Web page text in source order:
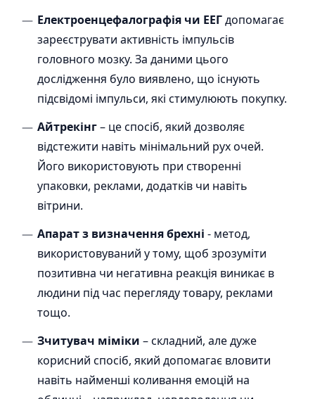
Електроенцефалографія чи ЕЕГдопомагає
зареєструвати активність імпульсів
головного мозку. За даними цього
дослідження було виявлено, що існують
підсвідомі імпульси, які стимулюють покупку.
Айтрекінг– це спосіб, який дозволяє
відстежити навіть мінімальний рух очей.
Його використовують при створенні
упаковки, реклами, додатків чи навіть
вітрини.
Апарат з визначення брехні - метод,
використовуваний у тому, щоб зрозуміти
позитивна чи негативна реакція виникає в
людини під час перегляду товару, реклами
тощо.
Зчитувач міміки – складний, але дуже
корисний спосіб, який допомагає вловити
навіть найменші коливання емоцій на